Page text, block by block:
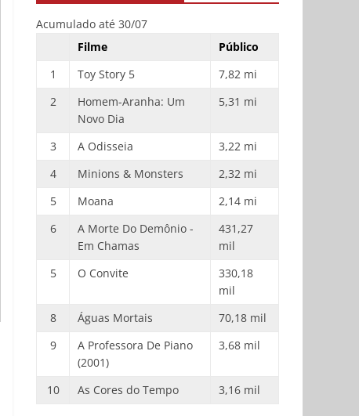
Acumulado até 30/07
Filme
Público
1
Toy Story 5
7,82 mi
2
Homem-Aranha: Um
Novo Dia
5,31 mi
3 A Odisseia
3,22 mi
4
Minions & Monsters
2,32 mi
5
Moana
2,14 mi
6
A Morte Do Demônio -
Em Chamas
431,27
mil
5
O Convite
330,18
mil
8
Águas Mortais
70,18 mil
9
A Professora De Piano
(2001)
3,68 mil
10 As Cores do Tempo 3,16 mil